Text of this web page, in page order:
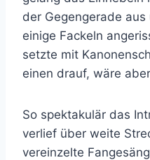
der Gegengerade
einige Fackeln
setzte mit
einen drauf, wäre
So spektakulär das
verlief über weite
vereinzelte